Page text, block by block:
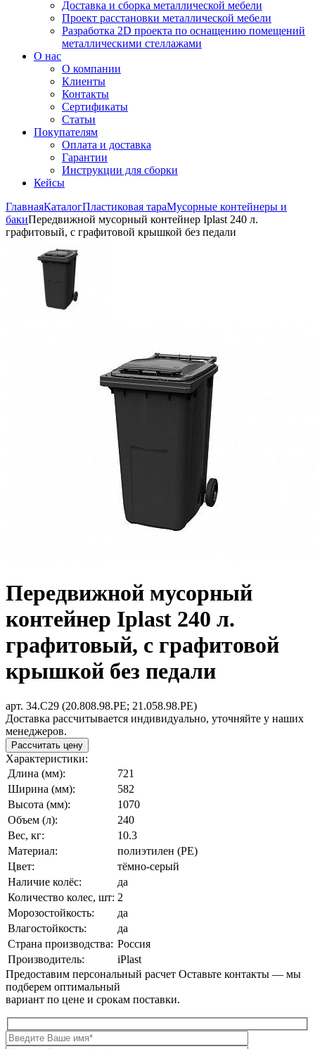
Доставка и сборка металлической мебели
Проект расстановки металлической мебели
Разработка 2D проекта по оснащению помещений
металлическими стеллажами
О нас
О компании
Клиенты
Контакты
Сертификаты
Статьи
Покупателям
Оплата и доставка
Гарантии
Инструкции для сборки
Кейсы
ГлавнаяКаталогПластиковая тараМусорные контейнеры и
бакиПередвижной мусорный контейнер Iplast 240 л.
графитовый, с графитовой крышкой без педали
Передвижной мусорный
контейнер Iplast 240 л.
графитовый, с графитовой
крышкой без педали
арт. 34.C29 (20.808.98.PE; 21.058.98.РЕ)
Доставка рассчитывается индивидуально, уточняйте у наших
менеджеров.
Рассчитать цену
Характеристики:
Длина (мм):
721
Ширина (мм):
582
Высота (мм):
1070
Объем (л):
240
Вес, кг:
10.3
Материал:
полиэтилен (PE)
Цвет:
тёмно-серый
Наличие колёс:
да
Количество колес, шт: 2
Морозостойкость:
да
Влагостойкость:
да
Страна производства: Россия
Производитель:
iPlast
Предоставим персональный расчет Оставьте контакты — мы
подберем оптимальный
вариант по цене и срокам поставки.